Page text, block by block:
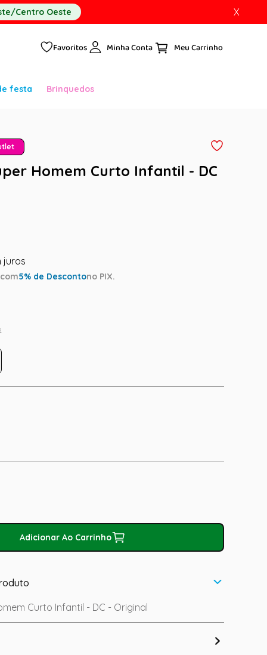
Centro Oeste X
Favoritos Minha Conta
festa Brinquedos
Homem Curto Infantil - DC
com5% de Descontono PIX.
Adicionar Ao Carrinho
Curto Infantil - DC - Original